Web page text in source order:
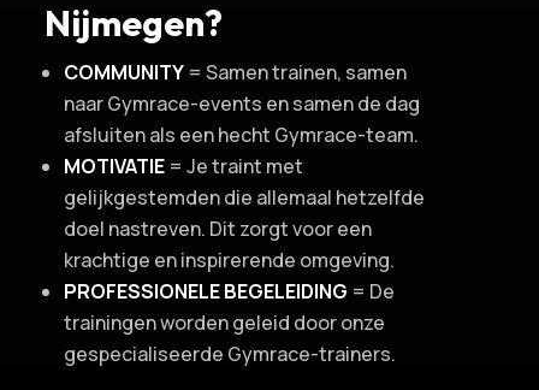
Nijmegen?
COMMUNITY = Samen trainen, samen
naar Gymrace-events en samen de dag
afsluiten als een hecht Gymrace-team.
MOTIVATIE = Je traint met
gelijkgestemden die allemaal hetzelfde
doel nastreven. Dit zorgt voor een
krachtige en inspirerende omgeving.
PROFESSIONELE BEGELEIDING = De
trainingen worden geleid door onze
gespecialiseerde Gymrace-trainers.